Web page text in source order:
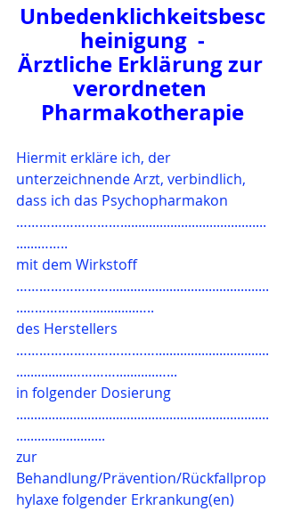
Unbedenklichkeitsbesc
heinigung -
Ärztliche Erklärung zur
verordneten
Pharmakotherapie
Hiermit erkläre ich, der
unterzeichnende Arzt, verbindlich,
dass ich das Psychopharmakon
……………………….........................................
......……..
mit dem Wirkstoff
…………………….............................................
..………………............…..
des Herstellers
………………………………................................
...............…………...........…...
in folgender Dosierung
.......................................................................
.........................
zur
Behandlung/Prävention/Rückfallprop
hylaxe folgender Erkrankung(en)